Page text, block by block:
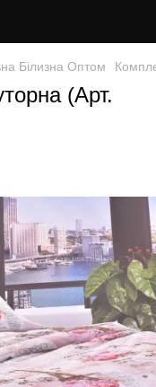
Білизна Оптом
(Арт.